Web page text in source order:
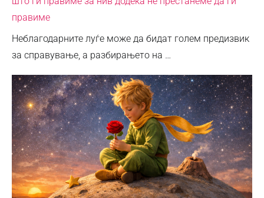
правиме
Неблагодарните луѓе може да бидат голем предизвик
за справување, а разбирањето на …